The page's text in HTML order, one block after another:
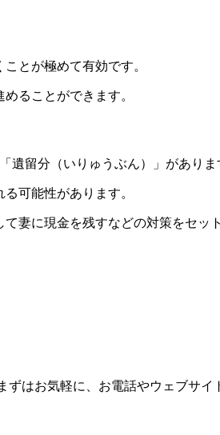
とが極めて有効です。
ることができます。
留分（いりゅうぶん）」がありま
可能性があります。
妻に現金を残すなどの対策をセッ
はお気軽に、お電話やウェブサイ